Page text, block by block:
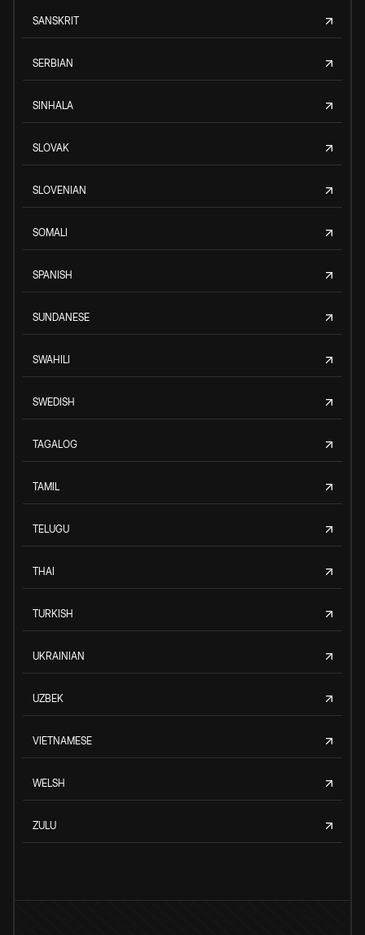
SANSKRIT
SERBIAN
SINHALA
SLOVAK
SLOVENIAN
SOMALI
SPANISH
SUNDANESE
SWAHILI
SWEDISH
TAGALOG
TAMIL
TELUGU
THAI
TURKISH
UKRAINIAN
UZBEK
VIETNAMESE
WELSH
ZULU